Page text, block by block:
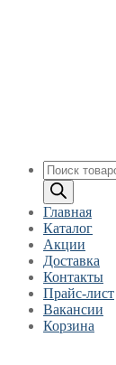
Поиск
товаров
Главная
Каталог
Акции
Доставка
Контакты
Прайс-лист
Вакансии
Корзина